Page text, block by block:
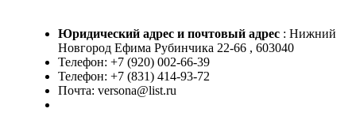
Юридический адрес и почтовый адрес : Нижний
Новгород Ефима Рубинчика 22-66 , 603040
Телефон: +7 (920) 002-66-39
Телефон: +7 (831) 414-93-72
Почта: versona@list.ru